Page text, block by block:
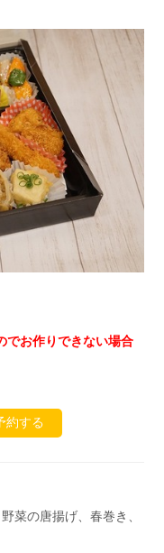
でお作りできない場合
約する
菜の唐揚げ、春巻き、